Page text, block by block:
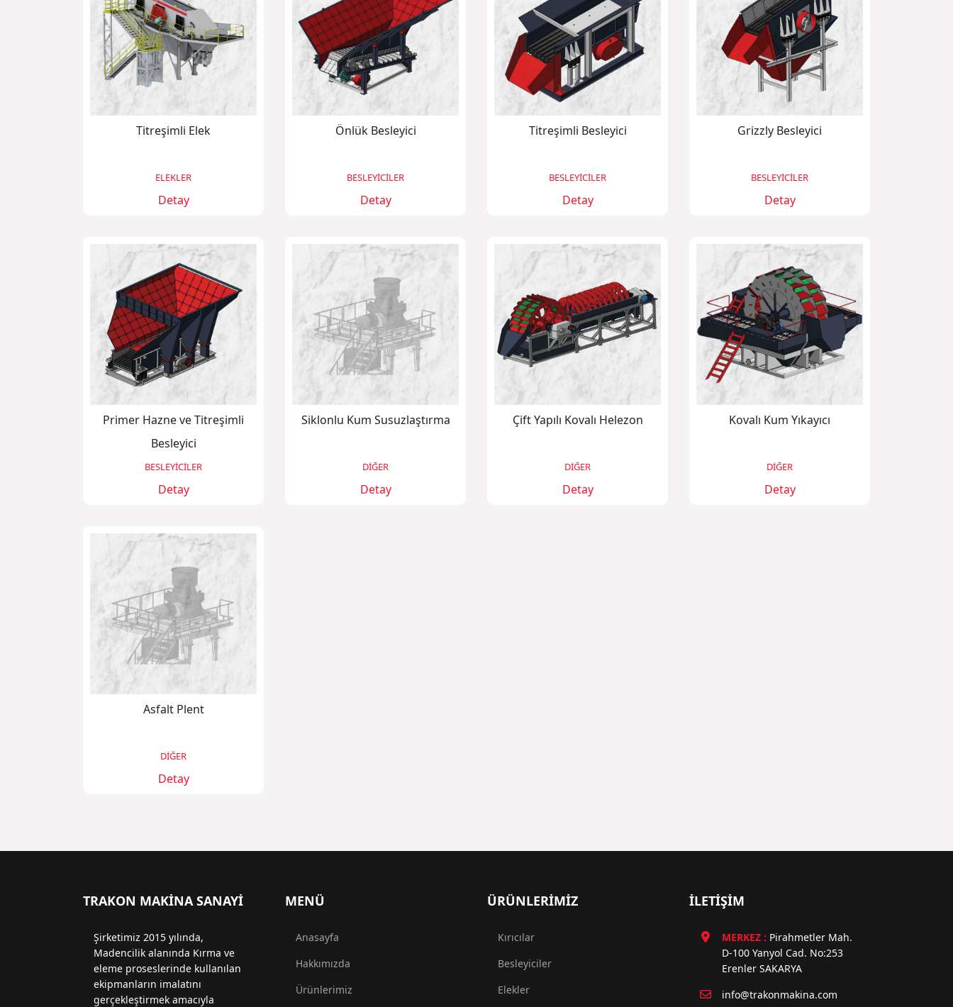
Titreşimli Elek
ELEKLER
Detay
Önlük Besleyici
BESLEYİCİLER
Detay
Titreşimli Besleyici
BESLEYİCİLER
Detay
Grizzly Besleyici
BESLEYİCİLER
Detay
Primer Hazne ve Titreşimli
Besleyici
BESLEYİCİLER
Detay
Siklonlu Kum Susuzlaştırma
DİĞER
Detay
Çift Yapılı Kovalı Helezon
DİĞER
Detay
Kovalı Kum Yıkayıcı
DİĞER
Detay
Asfalt Plent
DİĞER
Detay
TRAKON MAKİNA SANAYİ
Şirketimiz 2015 yılında,
Madencilik alanında Kırma ve
eleme proseslerinde kullanılan
ekipmanların imalatını
gerçekleştirmek amacıyla
MENÜ
Anasayfa
Hakkımızda
Ürünlerimiz
ÜRÜNLERİMİZ
Kırıcılar
Besleyiciler
Elekler
İLETİŞİM
MERKEZ : Pirahmetler Mah.
D-100 Yanyol Cad. No:253
Erenler SAKARYA
info@trakonmakina.com